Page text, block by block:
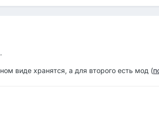
виде хранятся, а для второго есть мод (